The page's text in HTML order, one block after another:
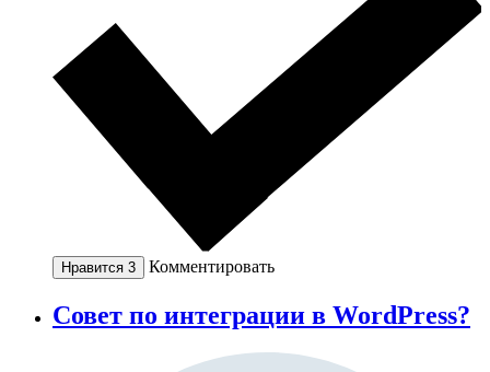
Нравится 3 Комментировать
Совет по интеграции в WordPress?